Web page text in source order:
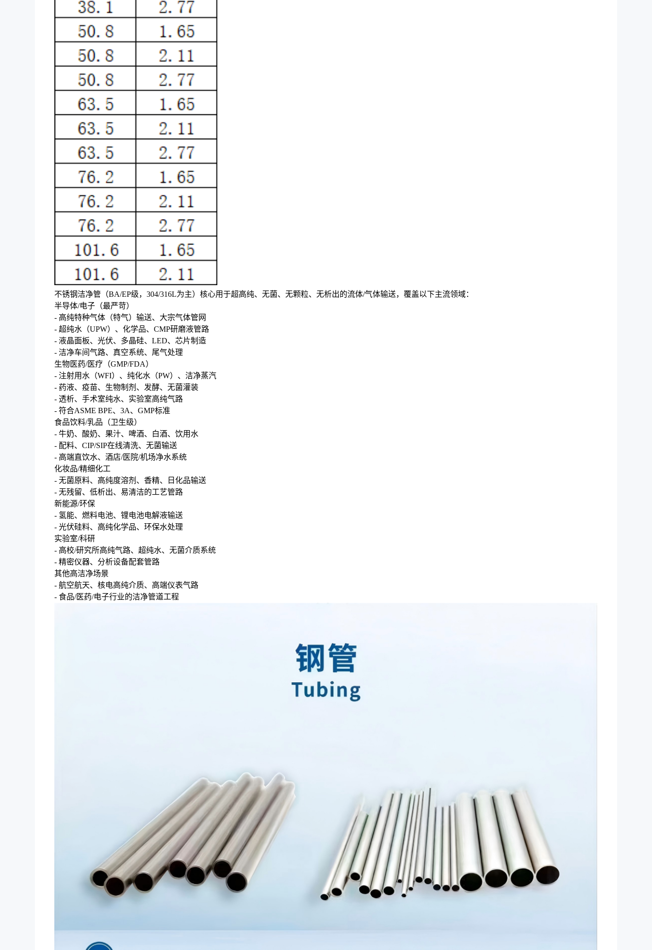
不锈钢洁净管（BA/EP级，304/316L为主）核心用于超高纯、无菌、无颗粒、无析出的流体/气体输送，覆盖以下主流领域：
半导体/电子（最严苛）
- 高纯特种气体（特气）输送、大宗气体管网
- 超纯水（UPW）、化学品、CMP研磨液管路
- 液晶面板、光伏、多晶硅、LED、芯片制造
- 洁净车间气路、真空系统、尾气处理
生物医药/医疗（GMP/FDA）
- 注射用水（WFI）、纯化水（PW）、洁净蒸汽
- 药液、疫苗、生物制剂、发酵、无菌灌装
- 透析、手术室纯水、实验室高纯气路
- 符合ASME BPE、3A、GMP标准
食品饮料/乳品（卫生级）
- 牛奶、酸奶、果汁、啤酒、白酒、饮用水
- 配料、CIP/SIP在线清洗、无菌输送
- 高端直饮水、酒店/医院/机场净水系统
化妆品/精细化工
- 无菌原料、高纯度溶剂、香精、日化品输送
- 无残留、低析出、易清洁的工艺管路
新能源/环保
- 氢能、燃料电池、锂电池电解液输送
- 光伏硅料、高纯化学品、环保水处理
实验室/科研
- 高校/研究所高纯气路、超纯水、无菌介质系统
- 精密仪器、分析设备配套管路
其他高洁净场景
- 航空航天、核电高纯介质、高端仪表气路
- 食品/医药/电子行业的洁净管道工程